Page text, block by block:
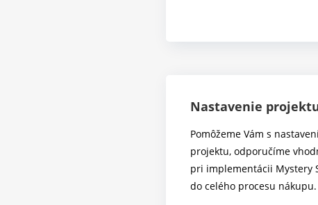
Nastavenie
Pomôžeme Vám s
projektu, odporučíme
pri implementácii Mystery
do celého procesu nákupu.